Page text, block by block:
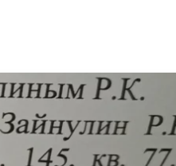
ВАШ ОТЗЫВ
ВОИСТИНЕ
7.17
ПОМЕЩЕНИЯ